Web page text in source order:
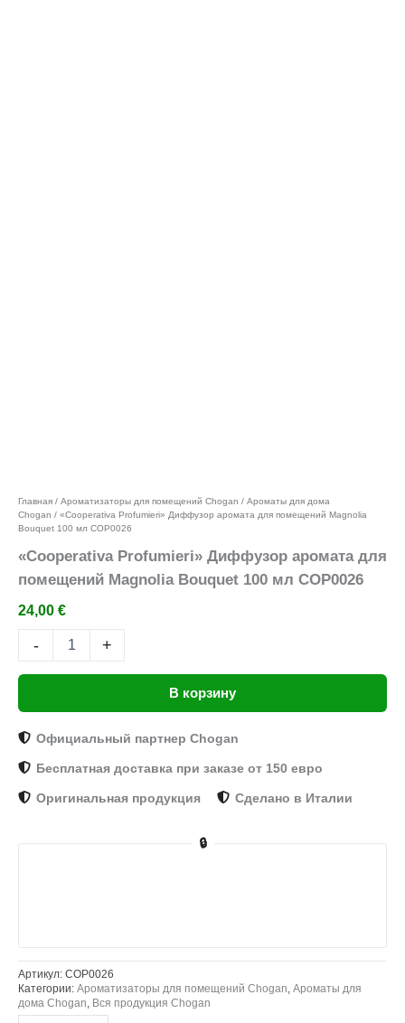
Главная / Ароматизаторы для помещений Chogan / Ароматы для дома
Chogan / «Cooperativa Profumieri» Диффузор аромата для помещений Magnolia
Bouquet 100 мл COP0026
«Cooperativa Profumieri» Диффузор аромата для
помещений Magnolia Bouquet 100 мл COP0026
24,00 €
- +
В корзину
Официальный партнер Chogan
Бесплатная доставка при заказе от 150 евро
Оригинальная продукция Сделано в Италии
🔒
Артикул: COP0026
Категории: Ароматизаторы для помещений Chogan, Ароматы для
дома Chogan, Вся продукция Chogan